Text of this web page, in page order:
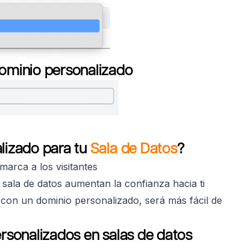
personalizado
para tu Sala de Datos?
a los visitantes
de datos aumentan la confianza hacia ti
un dominio personalizado, será más fácil de
en salas de datos